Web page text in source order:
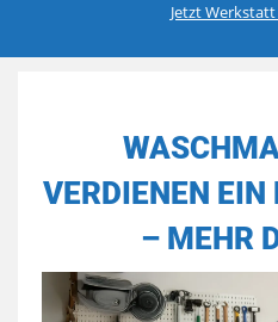
Jetzt
VERDIENEN EIN
– MEHR